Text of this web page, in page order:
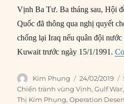
Vịnh Ba Tư. Ba tháng sau, Hội
Quốc đã thông qua nghị quyết
chống lại Iraq nếu quân đội
Kuwait trước ngày 15/1/1991.
Author
Kim Phụng
Posted
on
24/02/2019
Chiến tranh vùng Vịnh,Gulf War,
Thị Kim Phụng,Operation